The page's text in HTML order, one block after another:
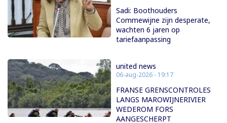
Sadi: Boothouders
Commewijne zijn desperate,
wachten 6 jaren op
tariefaanpassing
united news
06-aug-2026 - 19:17
FRANSE GRENSCONTROLES
LANGS MAROWIJNERIVIER
WEDEROM FORS
AANGESCHERPT